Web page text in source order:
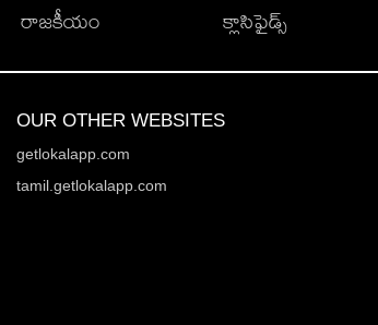
రాజకీయం
క్లాసిఫైడ్స్
OUR OTHER WEBSITES
getlokalapp.com
tamil.getlokalapp.com